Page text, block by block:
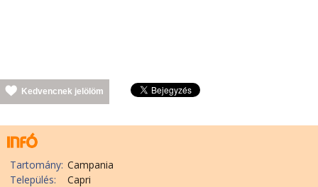
Kedvencnek jelölöm
Tartomány: Campania
Település:
Capri